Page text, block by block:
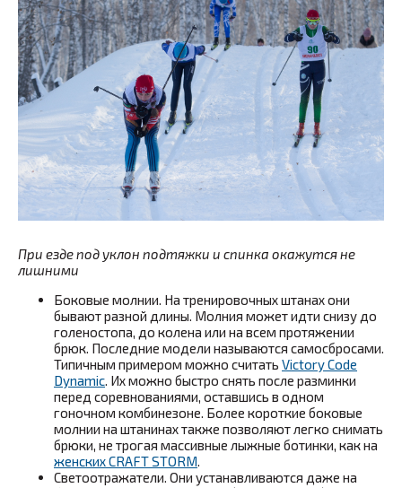
При езде под уклон подтяжки и спинка окажутся не
лишними
Боковые молнии. На тренировочных штанах они
бывают разной длины. Молния может идти снизу до
голеностопа, до колена или на всем протяжении
брюк. Последние модели называются самосбросами.
Типичным примером можно считать Victory Code
Dynamic . Их можно быстро снять после разминки
перед соревнованиями, оставшись в одном
гоночном комбинезоне. Более короткие боковые
молнии на штанинах также позволяют легко снимать
брюки, не трогая массивные лыжные ботинки, как на
женских CRAFT STORM
Светоотражатели. Они устанавливаются даже на